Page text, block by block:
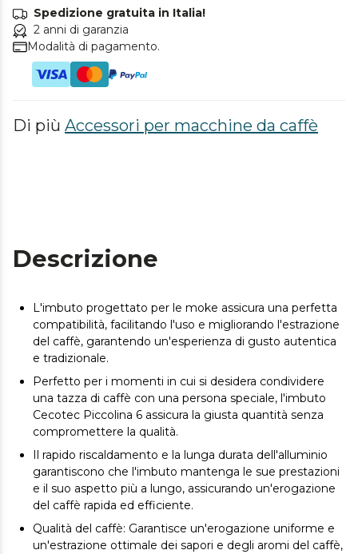
Spedizione gratuita in Italia!
2 anni di garanzia
Modalità di pagamento.
Di più Accessori per macchine da caffè
Descrizione
L'imbuto progettato per le moke assicura una perfetta
compatibilità, facilitando l'uso e migliorando l'estrazione
del caffè, garantendo un'esperienza di gusto autentica
e tradizionale.
Perfetto per i momenti in cui si desidera condividere
una tazza di caffè con una persona speciale, l'imbuto
Cecotec Piccolina 6 assicura la giusta quantità senza
compromettere la qualità.
Il rapido riscaldamento e la lunga durata dell'alluminio
garantiscono che l'imbuto mantenga le sue prestazioni
e il suo aspetto più a lungo, assicurando un'erogazione
del caffè rapida ed efficiente.
Qualità del caffè: Garantisce un'erogazione uniforme e
un'estrazione ottimale dei sapori e degli aromi del caffè,